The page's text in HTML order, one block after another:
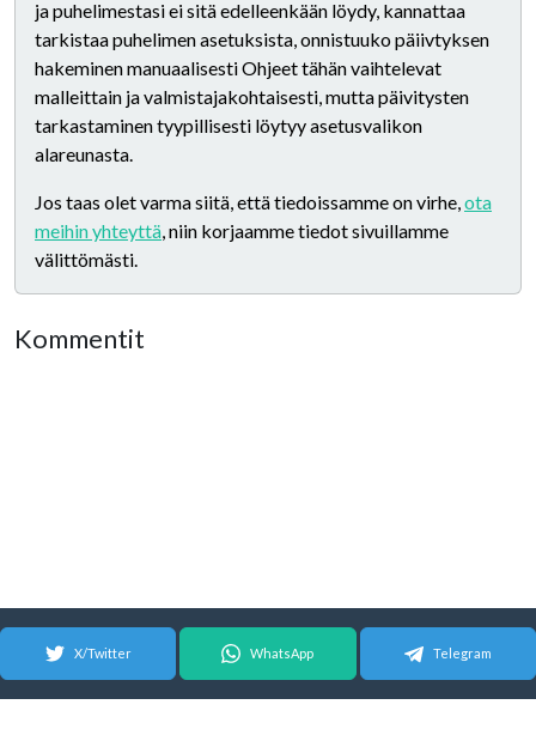
ja puhelimestasi ei sitä edelleenkään löydy, kannattaa
tarkistaa puhelimen asetuksista, onnistuuko päiivtyksen
hakeminen manuaalisesti Ohjeet tähän vaihtelevat
malleittain ja valmistajakohtaisesti, mutta päivitysten
tarkastaminen tyypillisesti löytyy asetusvalikon
alareunasta.
Jos taas olet varma siitä, että tiedoissamme on virhe,ota
meihin yhteyttä, niin korjaamme tiedot sivuillamme
välittömästi.
Kommentit
X/Twitter WhatsApp Telegram